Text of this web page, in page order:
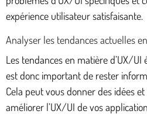
expérience utilisateur satisfaisante.
Analyser les tendances actuelles
Les tendances en matière d’UX/
est donc important de rester
Cela peut vous donner des idées
améliorer l’UX/UI de vos